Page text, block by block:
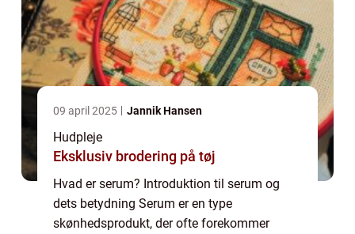
09 april 2025 Jannik Hansen
Hudpleje
Eksklusiv brodering på tøj
Hvad er serum? Introduktion til serum og
dets betydning Serum er en type
skønhedsprodukt, der ofte forekommer